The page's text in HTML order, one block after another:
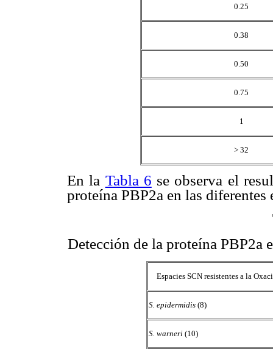
0.25
0.38
0.50
0.75
1
> 32
En la Tabla 6 se observa el
proteína PBP2a en las
Detección de la proteína PBP2a
Espacies SCN resistentes a la
S. epidermidis (8)
S. warneri (10)